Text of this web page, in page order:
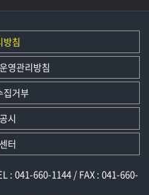
방침
영관리방침
집거부
시
터
: 041-660-1144 / FAX : 041-660-